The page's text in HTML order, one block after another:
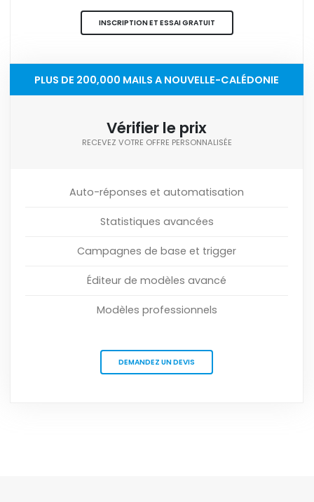
INSCRIPTION ET ESSAI GRATUIT
PLUS DE 200,000 MAILS A NOUVELLE-CALÉDONIE
Vérifier le prix
RECEVEZ VOTRE OFFRE PERSONNALISÉE
Auto-réponses et automatisation
Statistiques avancées
Campagnes de base et trigger
Éditeur de modèles avancé
Modèles professionnels
DEMANDEZ UN DEVIS